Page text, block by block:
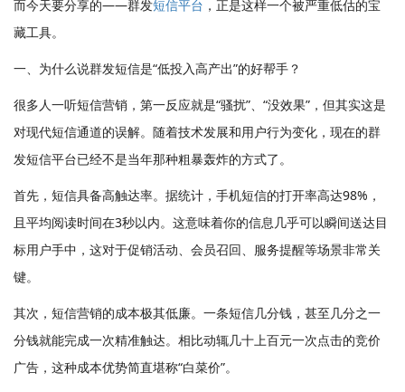
而今天要分享的——群发短信平台 ，正是这样一个被严重低估的宝
藏工具。
一、为什么说群发短信是“低投入高产出”的好帮手？
很多人一听短信营销，第一反应就是“骚扰”、“没效果”，但其实这是
对现代短信通道的误解。随着技术发展和用户行为变化，现在的群
发短信平台已经不是当年那种粗暴轰炸的方式了。
首先，短信具备高触达率。据统计，手机短信的打开率高达98%，
且平均阅读时间在3秒以内。这意味着你的信息几乎可以瞬间送达目
标用户手中，这对于促销活动、会员召回、服务提醒等场景非常关
键。
其次，短信营销的成本极其低廉。一条短信几分钱，甚至几分之一
分钱就能完成一次精准触达。相比动辄几十上百元一次点击的竞价
广告，这种成本优势简直堪称“白菜价”。